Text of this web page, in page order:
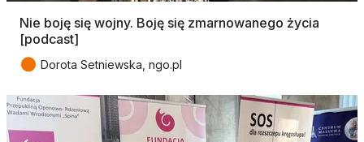
Nie boję się wojny. Boję się zmarnowanego życia
[podcast]
● Dorota Setniewska, ngo.pl